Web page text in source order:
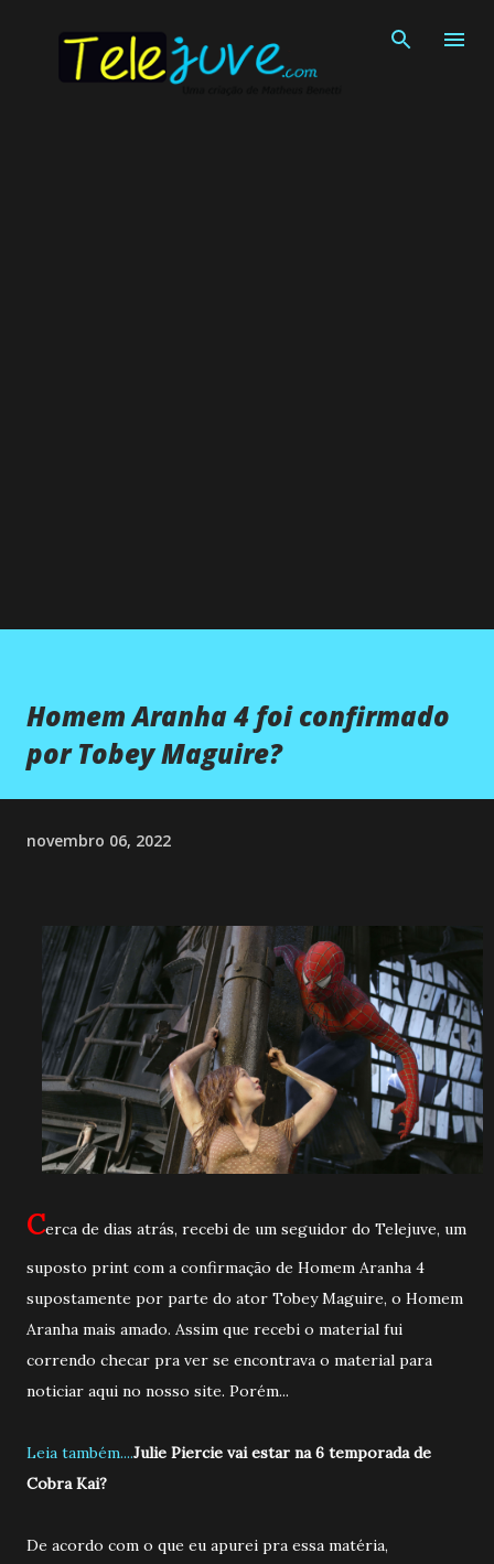
Homem Aranha 4 foi confirmado
por Tobey Maguire?
novembro 06, 2022
Cerca de dias atrás, recebi de um seguidor do Telejuve, um
suposto print com a confirmação de Homem Aranha 4
supostamente por parte do ator Tobey Maguire, o Homem
Aranha mais amado. Assim que recebi o material fui
correndo checar pra ver se encontrava o material para
noticiar aqui no nosso site. Porém...
Leia também....Julie Piercie vai estar na 6 temporada de
Cobra Kai?
De acordo com o que eu apurei pra essa matéria,